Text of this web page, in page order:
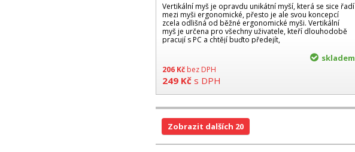
Vertikální myš je opravdu unikátní myší, která se sice řadí
mezi myši ergonomické, přesto je ale svou koncepcí
zcela odlišná od běžné ergonomické myši. Vertikální
myš je určena pro všechny uživatele, kteří dlouhodobě
pracují s PC a chtějí buďto předejít,
206 Kč bez DPH
249 Kč s DPH
skladem
Zobrazit dalších 20